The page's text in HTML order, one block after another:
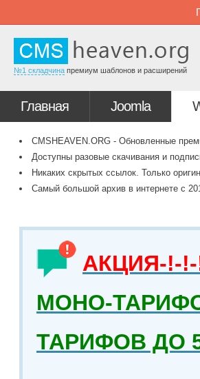
№1 складчина премиум шаблонов и расширений
Главная Joomla
CMSHEAVEN.ORG - Обновленные
Доступны разовые скачивания и
Никаких скрытых ссылок. Только
Самый большой архив в интернете с
АКЦИЯ-!-!-
МОНО-
ТАРИФОВ ДО